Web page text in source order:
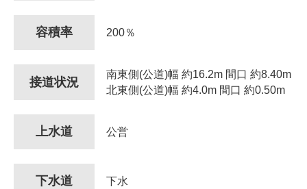
容積率 200％
接道状況
南東側(公道)幅 約16.2m 間口 約8.40m
北東側(公道)幅 約4.0m 間口 約0.50m
上水道 公営
下水道 下水